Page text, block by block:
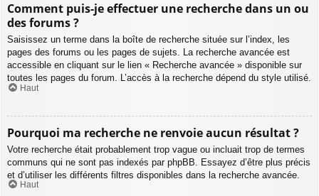
Comment puis-je effectuer une recherche dans un ou
des forums ?
Saisissez un terme dans la boîte de recherche située sur l’index, les
pages des forums ou les pages de sujets. La recherche avancée est
accessible en cliquant sur le lien « Recherche avancée » disponible sur
toutes les pages du forum. L’accès à la recherche dépend du style utilisé.
Haut
Pourquoi ma recherche ne renvoie aucun résultat ?
Votre recherche était probablement trop vague ou incluait trop de termes
communs qui ne sont pas indexés par phpBB. Essayez d’être plus précis
et d’utiliser les différents filtres disponibles dans la recherche avancée.
Haut